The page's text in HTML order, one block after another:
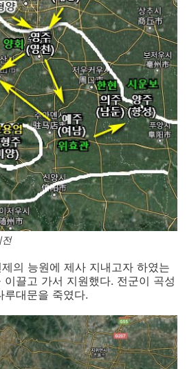
전
의 능원에 제사 지내고자 하였는
끌고 가서 지원했다. 전군이 곡성
대문을 죽였다.